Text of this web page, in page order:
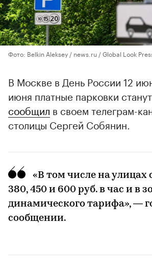
Фото: Belkin Aleksey / news.ru / Global Look
В Москве в День России 12
июня платные парковки
сообщил в своем телеграм-
столицы Сергей Собянин.
«В том числе на улицах
380, 450 и 600 руб. в час и в
динамического тарифа», —
сообщении.